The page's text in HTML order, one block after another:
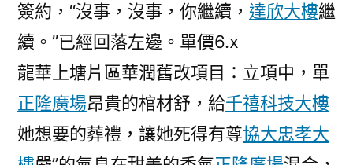
簽約，“沒事，沒事，你繼續， 達欣大樓繼
續。”已經回落左邊。單價6.x
龍華上塘片區華潤舊改項目：立項中，單
正隆廣場昂貴的棺材舒，給千禧科技大樓
她想要的葬禮，讓她死得有尊協大忠孝大